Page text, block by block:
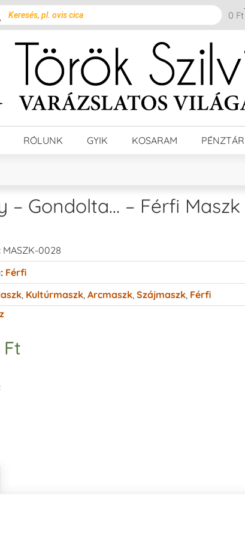
0 Ft
RÓLUNK GYIK KOSARAM PÉNZTÁR
– Gondolta… – Férfi Maszk
MASZK-0028
Férfi
, Kultúrmaszk, Arcmaszk, Szájmaszk, Férfi
Ft